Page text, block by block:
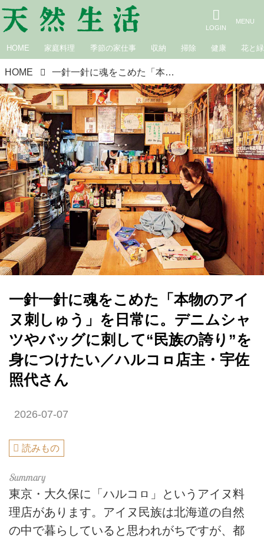
HOME 家庭料理 季節の家仕事 収納 掃除 健康 花と緑
HOME 一針一針に魂をこめた「本物のアイヌ刺しゅう」を日常に。デニムシャツやバッグに刺して“民族の誇り”を身につけたい／ハルコㇿ店主・宇佐照代さん
一針一針に魂をこめた「本物のアイ
ヌ刺しゅう」を日常に。デニムシャ
ツやバッグに刺して“民族の誇り”を
身につけたい／ハルコㇿ店主・宇佐
照代さん
2026-07-07
読みもの
東京・大久保に「ハルコㇿ」というアイヌ料
理店があります。アイヌ民族は北海道の自然
の中で暮らしていると思われがちですが、都